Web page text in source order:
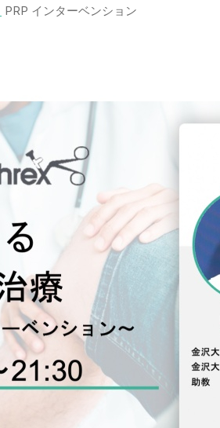
PRP インターベンション